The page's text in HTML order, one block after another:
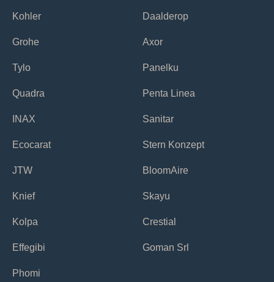
Kohler
Grohe
Tylo
Quadra
INAX
Ecocarat
JTW
Knief
Kolpa
Effegibi
Phomi
Daalderop
Axor
Panelku
Penta Linea
Sanitar
Stern Konzept
BloomAire
Skayu
Crestial
Goman Srl